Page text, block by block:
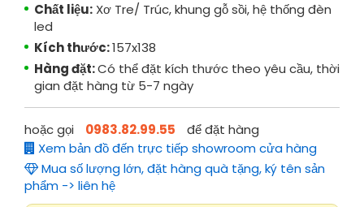
Chất liệu: Xơ Tre/ Trúc, khung gỗ sồi, hệ thống đèn
led
Kích thước:157x138
Hàng đặt:Có thể đặt kích thước theo yêu cầu, thời
gian đặt hàng từ 5-7 ngày
hoặc gọi 0983.82.99.55
để đặt hàng
Xem bản đồ đến trực tiếp showroom cửa hàng
Mua số lượng lớn, đặt hàng quà tặng, ký tên sản
phẩm -> liên hệ